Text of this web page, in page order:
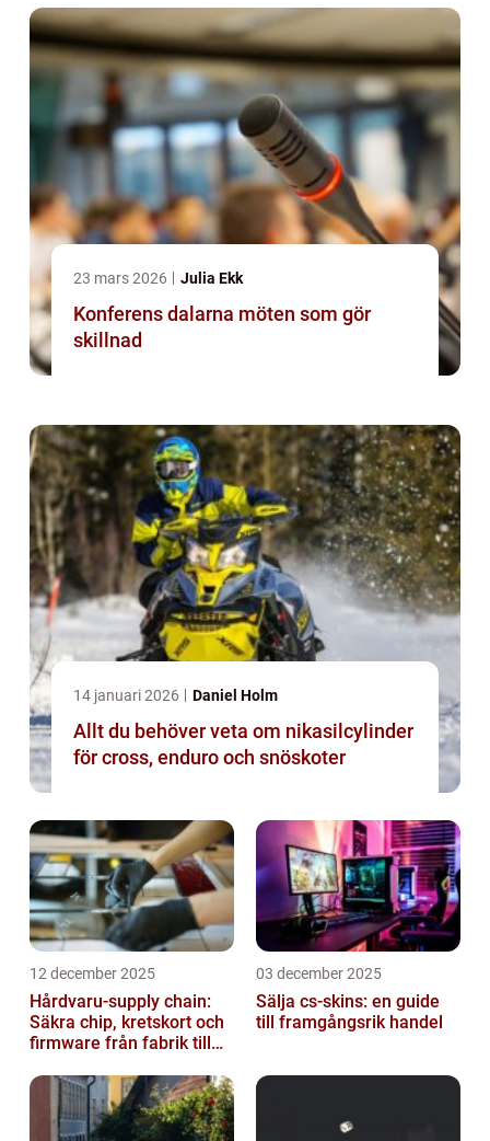
23 mars 2026 Julia Ekk
Konferens dalarna möten som gör
skillnad
14 januari 2026 Daniel Holm
Allt du behöver veta om nikasilcylinder
för cross, enduro och snöskoter
12 december 2025
Hårdvaru-supply chain:
Säkra chip, kretskort och
firmware från fabrik till
03 december 2025
Sälja cs-skins: en guide
till framgångsrik handel